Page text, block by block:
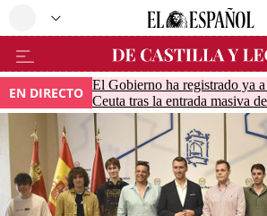
EN DIRECTO El Gobierno ha registrado ya
Ceuta tras la entrada masiva